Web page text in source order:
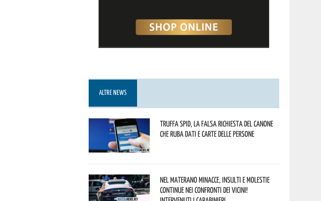
ALTRE NEWS
Truffa Spid, la falsa richiesta del canone
che ruba dati e carte delle persone
Nel materano minacce, insulti e molestie
continue nei confronti dei vicini!